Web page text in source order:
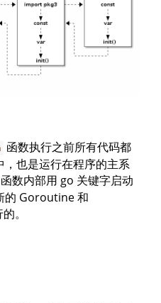
函数执行之前所有代码都
也是运行在程序的主系
函数内部用 go 关键字启动
的 Goroutine 和
。